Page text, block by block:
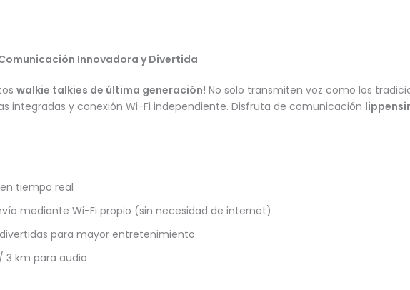
Innovadora y Divertida
walkie talkies de última generación! No solo transmiten voz como los
integradas y conexión Wi-Fi independiente. Disfruta de comunicación
tiempo real
mediante Wi-Fi propio (sin necesidad de internet)
para mayor entretenimiento
3 km para audio